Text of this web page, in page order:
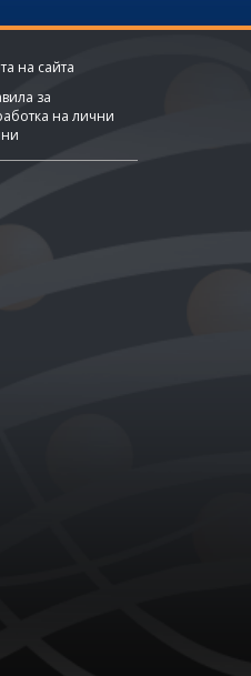
на сайта
за
на лични